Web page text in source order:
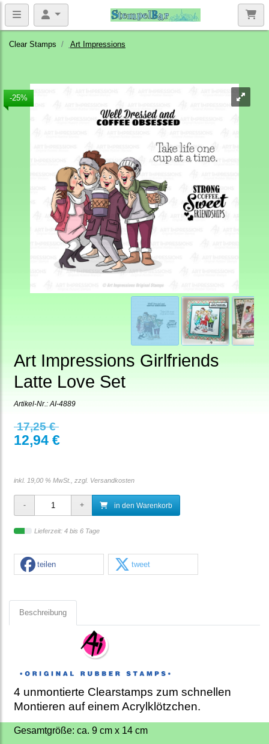
Clear Stamps Art Impressions
-25%
Art Impressions Girlfriends
Latte Love Set
Artikel-Nr.: AI-4889
17,25 €
12,94 €
inkl. 19,00 % MwSt., zzgl. Versandkosten
in den Warenkorb
Lieferzeit: 4 bis 6 Tage
teilen tweet
Beschreibung
4 unmontierte Clearstamps zum schnellen
Montieren auf einem Acrylklötzchen.
Gesamtgröße: ca. 9 cm x 14 cm